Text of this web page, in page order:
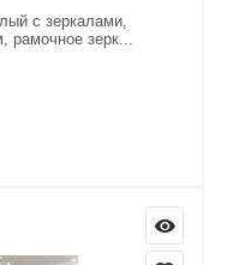
с зеркалами,
рамочное зерк...